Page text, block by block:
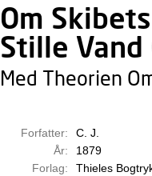
Om
Stille Vand
Med Theorien
Forfatter:
C. J.
År:
1879
Forlag:
Thieles